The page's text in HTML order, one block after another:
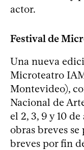
actor.
Festival de
Una nueva
Microteatro
Montevideo),
Nacional de
el 2, 3, 9 y 10
obras breves se
breves por fin